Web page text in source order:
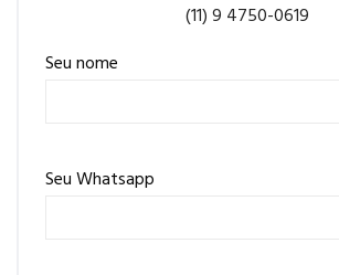
(11) 9 4750-0619
Seu nome
Seu Whatsapp